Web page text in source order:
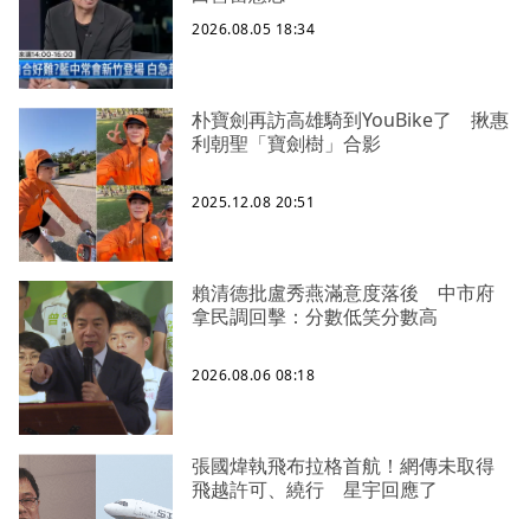
2026.08.05 18:34
朴寶劍再訪高雄騎到YouBike了 揪惠
利朝聖「寶劍樹」合影
2025.12.08 20:51
賴清德批盧秀燕滿意度落後 中市府
拿民調回擊：分數低笑分數高
2026.08.06 08:18
張國煒執飛布拉格首航！網傳未取得
飛越許可、繞行 星宇回應了